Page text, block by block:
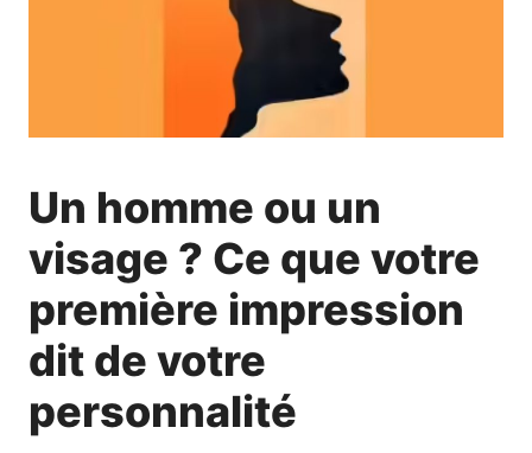
Un homme ou un
visage ? Ce que votre
première impression
dit de votre
personnalité